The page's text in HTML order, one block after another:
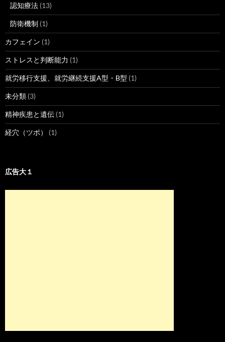
認知療法 (13)
防衛機制 (1)
カフェイン (1)
ストレスと判断能力 (1)
就労移行支援、就労継続支援A型・B型 (1)
未分類 (3)
精神疾患と遺伝 (1)
経穴（ツボ） (1)
広告大１